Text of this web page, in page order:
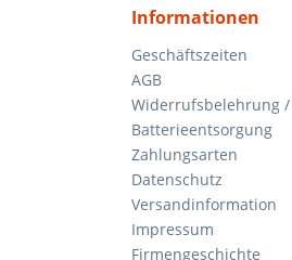
Informationen
Geschäftszeiten
AGB
Widerrufsbelehrung
Batterieentsorgung
Zahlungsarten
Datenschutz
Versandinformation
Impressum
Firmengeschichte